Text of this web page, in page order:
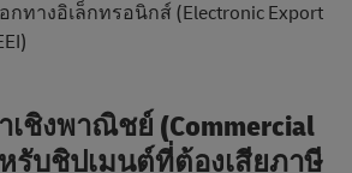
ทางอิเล็กทรอนิกส์ (Electronic Export
ชิงพาณิชย์ (Commercial
รับชิปเมนต์ที่ต้องเสียภาษี